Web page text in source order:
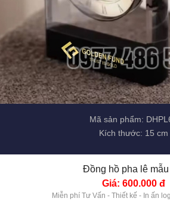
Mã sản phẩm:
Kích thước: 15 cm
Đồng hồ pha lê mẫu
Giá: 600.000 đ
Miễn phí Tư Vấn - Thiết kế - In ấn